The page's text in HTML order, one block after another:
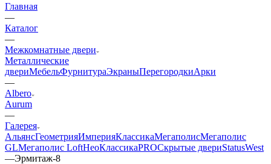
Главная
—
Каталог
—
Межкомнатные двери
Металлические
двериМебельФурнитураЭкраныПерегородкиАрки
—
Albero
Aurum
—
Галерея
АльянсГеометрияИмперияКлассикаМегаполисМегаполис
GLМегаполис LoftНеоКлассикаPROСкрытые двериStatusWest
—Эрмитаж-8